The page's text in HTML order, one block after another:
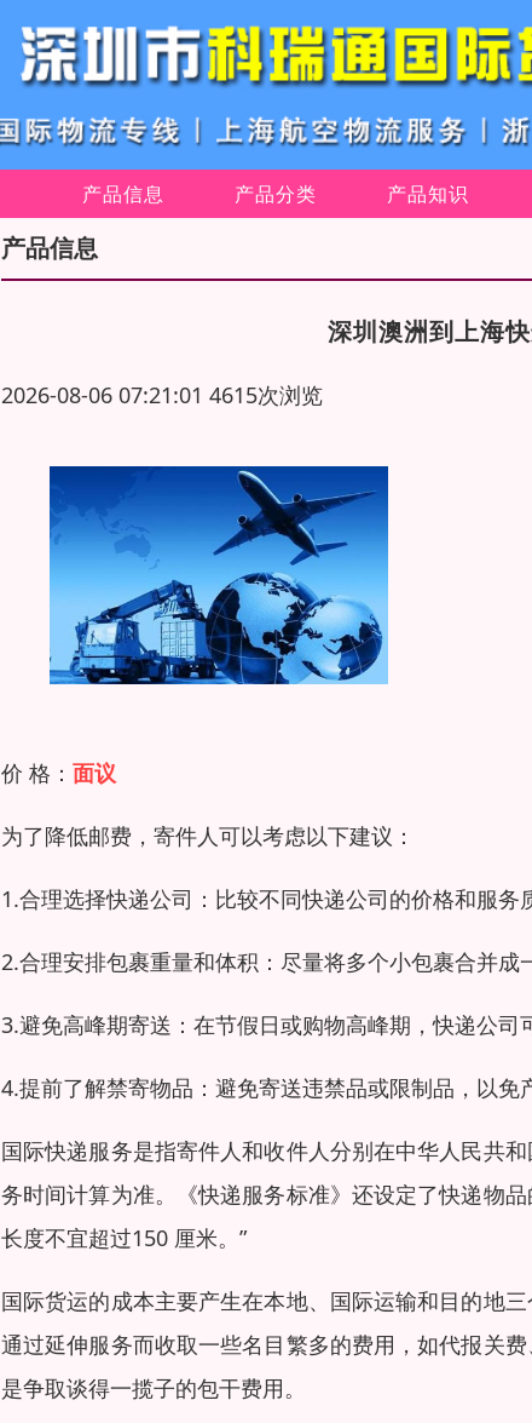
产品信息 产品分类 产品知识
产品信息
深圳澳洲到上海
2026-08-06 07:21:01 4615次浏览
价 格： 面议
为了降低邮费，寄件人可以考虑以下建议：
1.合理选择快递公司：比较不同快递公司的价格和服务
2.合理安排包裹重量和体积：尽量将多个小包裹合并成
3.避免高峰期寄送：在节假日或购物高峰期，快递公
4.提前了解禁寄物品：避免寄送违禁品或限制品，以免
国际快递服务是指寄件人和收件人分别在中华人民共
务时间计算为准。《快递服务标准》还设定了快递物
长度不宜超过150 厘米。”
国际货运的成本主要产生在本地、国际运输和目的地
通过延伸服务而收取一些名目繁多的费用，如代报关
是争取谈得一揽子的包干费用。